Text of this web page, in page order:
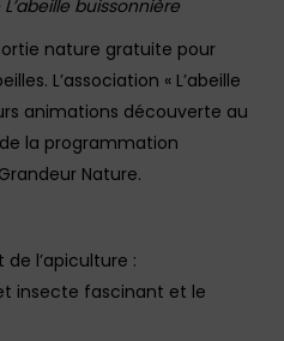
buissonnière
nature gratuite pour
L’association « L’abeille
animations découverte au
la programmation
Nature.
de l’apiculture :
insecte fascinant et le